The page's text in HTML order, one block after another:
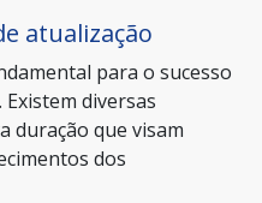
atualização
para o sucesso
diversas
duração que visam
dos